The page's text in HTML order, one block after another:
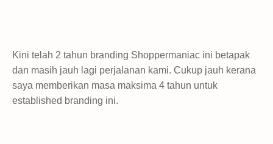
Kini telah 2 tahun branding Shoppermaniac ini betapak
dan masih jauh lagi perjalanan kami. Cukup jauh kerana
saya memberikan masa maksima 4 tahun untuk
established branding ini.